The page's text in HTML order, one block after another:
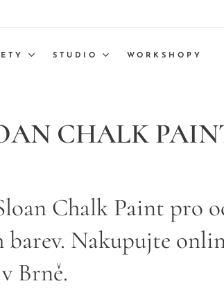
STUDIO WORKSHOPY
CHALK
Chalk Paint pro
Nakupujte
Brně.